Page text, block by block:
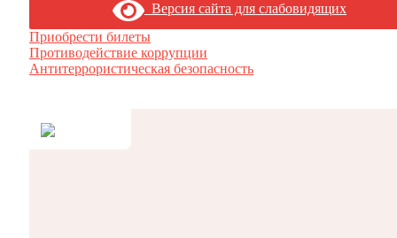
Версия сайта для слабовидящих
Приобрести билеты
Противодействие коррупции
Антитеррористическая безопасность